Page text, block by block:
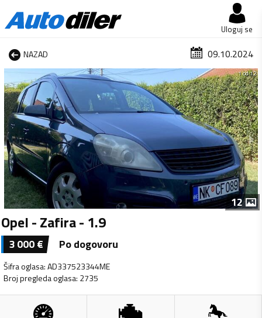
Uloguj se
NAZAD 09.10.2024
1 od 12
12
Opel - Zafira - 1.9
3 000€ Po dogovoru
Šifra oglasa:AD337523344ME
Broj pregleda oglasa: 2735